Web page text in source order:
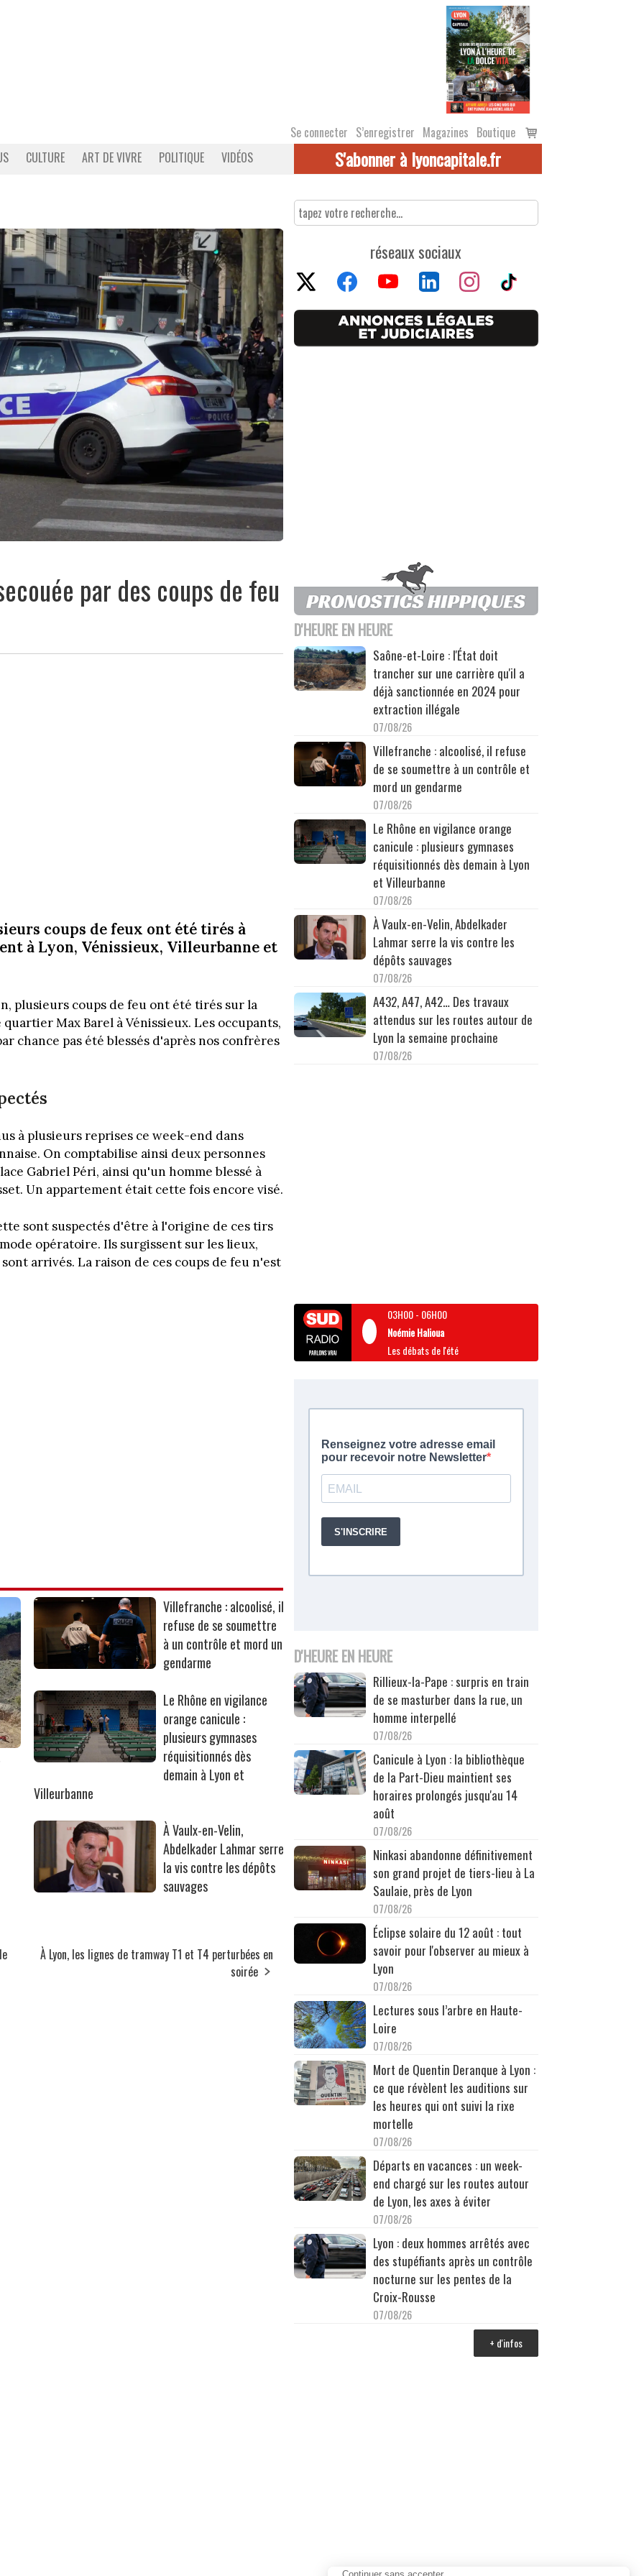
Se connecter S’enregistrer Magazines Boutique
Voir
le
CULTURE ART DE VIVRE POLITIQUE VIDÉOS S'abonner à lyoncapitale.fr
par des coups de feu
coups de feux ont été tirés à
à Lyon, Vénissieux, Villeurbanne et
plusieurs coups de feu ont été tirés sur la
Max Barel à Vénissieux. Les occupants,
chance pas été blessés d'après nos confrères
à plusieurs reprises ce week-end dans
On comptabilise ainsi deux personnes
Gabriel Péri, ainsi qu'un homme blessé à
Un appartement était cette fois encore visé.
sont suspectés d'être à l'origine de ces tirs
opératoire. Ils surgissent sur les lieux,
arrivés. La raison de ces coups de feu n'est
Villefranche : alcoolisé, il
refuse de se soumettre
à un contrôle et mord un
gendarme
Le Rhône en vigilance
orange canicule :
plusieurs gymnases
réquisitionnés dès
demain à Lyon et
Villeurbanne
À Vaulx-en-Velin,
Abdelkader Lahmar serre
la vis contre les dépôts
sauvages
À Lyon, les lignes de tramway T1 et T4 perturbées en
soirée
réseaux sociaux
D'HEURE EN HEURE
Saône-et-Loire : l'État doit
trancher sur une carrière qu'il a
déjà sanctionnée en 2024 pour
extraction illégale
07/08/26
Villefranche : alcoolisé, il refuse
de se soumettre à un contrôle et
mord un gendarme
07/08/26
Le Rhône en vigilance orange
canicule : plusieurs gymnases
réquisitionnés dès demain à Lyon
et Villeurbanne
07/08/26
À Vaulx-en-Velin, Abdelkader
Lahmar serre la vis contre les
dépôts sauvages
07/08/26
A432, A47, A42… Des travaux
attendus sur les routes autour de
Lyon la semaine prochaine
07/08/26
03H00- 06H00
Noémie Halioua
Les débats de l'été
D'HEURE EN HEURE
Rillieux-la-Pape : surpris en train
de se masturber dans la rue, un
homme interpellé
07/08/26
Canicule à Lyon : la bibliothèque
de la Part-Dieu maintient ses
horaires prolongés jusqu'au 14
août
07/08/26
Ninkasi abandonne définitivement
son grand projet de tiers-lieu à La
Saulaie, près de Lyon
07/08/26
Éclipse solaire du 12 août : tout
savoir pour l'observer au mieux à
Lyon
07/08/26
Lectures sous l’arbre en Haute-
Loire
07/08/26
Mort de Quentin Deranque à Lyon :
ce que révèlent les auditions sur
les heures qui ont suivi la rixe
mortelle
07/08/26
Départs en vacances : un week-
end chargé sur les routes autour
de Lyon, les axes à éviter
07/08/26
Lyon : deux hommes arrêtés avec
des stupéfiants après un contrôle
nocturne sur les pentes de la
Croix-Rousse
07/08/26
+ d'infos